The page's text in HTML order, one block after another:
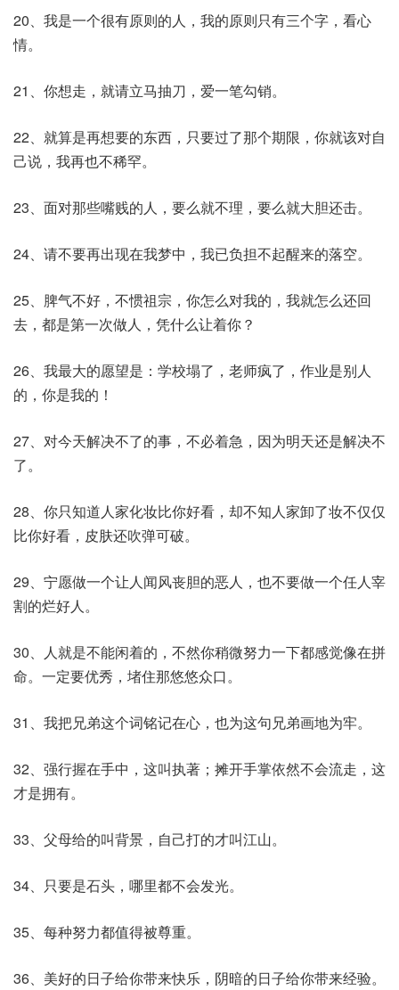
20、我是一个很有原则的人，我的原则只有三个字，看心
情。
21、你想走，就请立马抽刀，爱一笔勾销。
22、就算是再想要的东西，只要过了那个期限，你就该对自
己说，我再也不稀罕。
23、面对那些嘴贱的人，要么就不理，要么就大胆还击。
24、请不要再出现在我梦中，我已负担不起醒来的落空。
25、脾气不好，不惯祖宗，你怎么对我的，我就怎么还回
去，都是第一次做人，凭什么让着你？
26、我最大的愿望是：学校塌了，老师疯了，作业是别人
的，你是我的！
27、对今天解决不了的事，不必着急，因为明天还是解决不
了。
28、你只知道人家化妆比你好看，却不知人家卸了妆不仅仅
比你好看，皮肤还吹弹可破。
29、宁愿做一个让人闻风丧胆的恶人，也不要做一个任人宰
割的烂好人。
30、人就是不能闲着的，不然你稍微努力一下都感觉像在拼
命。一定要优秀，堵住那悠悠众口。
31、我把兄弟这个词铭记在心，也为这句兄弟画地为牢。
32、强行握在手中，这叫执著；摊开手掌依然不会流走，这
才是拥有。
33、父母给的叫背景，自己打的才叫江山。
34、只要是石头，哪里都不会发光。
35、每种努力都值得被尊重。
36、美好的日子给你带来快乐，阴暗的日子给你带来经验。